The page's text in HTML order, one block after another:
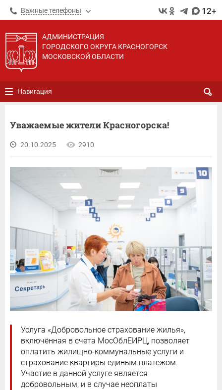
Важные телефоны 12+
АДМИНИСТРАЦИЯ
ГОРОДСКОГО ОКРУГА КРАСНОГОРСК
МОСКОВСКОЙ ОБЛАСТИ
Навигация
Уважаемые жители Красногорска!
20.10.2025 2910
Услуга «Добровольное страхование жилья»,
включённая в счета МосОблЕИРЦ, позволяет
оплатить жилищно-коммунальные услуги и
страхование квартиры единым платежом.
Участие в данной услуге является
добровольным, и в случае неоплаты